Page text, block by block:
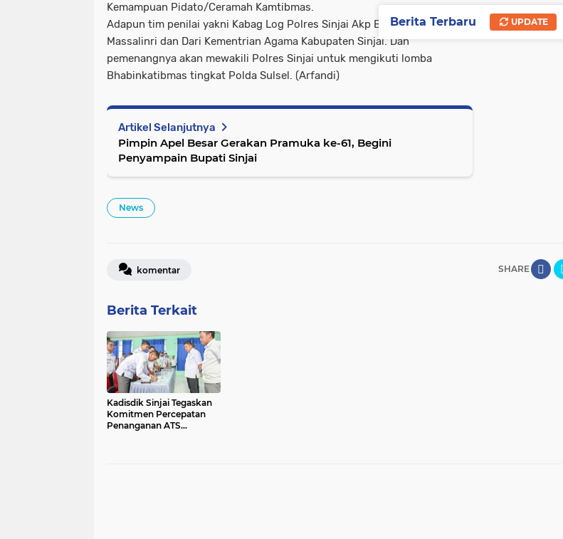
Kemampuan Pidato/Ceramah Kamtibmas.
Adapun tim penilai yakni Kabag Log Polres Sinjai Akp Bakhtiar, SH, Iptu
Massalinri dan Dari Kementrian Agama Kabupaten Sinjai. Dan
pemenangnya akan mewakili Polres Sinjai untuk mengikuti lomba
Bhabinkatibmas tingkat Polda Sulsel. (Arfandi)
Artikel Selanjutnya
Pimpin Apel Besar Gerakan Pramuka ke-61, Begini
Penyampain Bupati Sinjai
News
SHARE
komentar
Berita Terkait
Kadisdik Sinjai Tegaskan
Komitmen Percepatan
Penanganan ATS
Berita Terbaru UPDATE